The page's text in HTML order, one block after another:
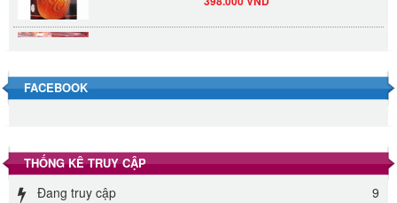
Đường phèn Long An bao 10kg
FACEBOOK
THỐNG KÊ TRUY CẬP
Đang truy cập
9